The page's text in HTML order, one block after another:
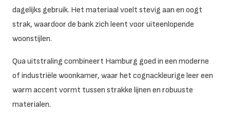
dagelijks gebruik. Het materiaal voelt stevig aan en oogt
strak, waardoor de bank zich leent voor uiteenlopende
woonstijlen.
Qua uitstraling combineert Hamburg goed in een moderne
of industriële woonkamer, waar het cognackleurige leer een
warm accent vormt tussen strakke lijnen en robuuste
materialen.